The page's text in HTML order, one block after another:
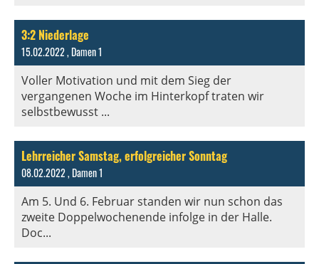
3:2 Niederlage
15.02.2022, Damen 1
Voller Motivation und mit dem Sieg der
vergangenen Woche im Hinterkopf traten wir
selbstbewusst ...
Lehrreicher Samstag, erfolgreicher Sonntag
08.02.2022, Damen 1
Am 5. Und 6. Februar standen wir nun schon das
zweite Doppelwochenende infolge in der Halle.
Doc...